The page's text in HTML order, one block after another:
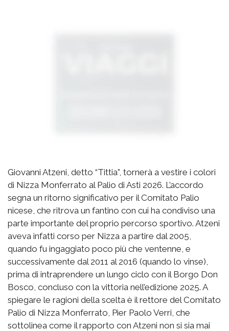
Giovanni Atzeni, detto “Tittia”, tornerà a vestire i colori
di Nizza Monferrato al Palio di Asti 2026. L’accordo
segna un ritorno significativo per il Comitato Palio
nicese, che ritrova un fantino con cui ha condiviso una
parte importante del proprio percorso sportivo. Atzeni
aveva infatti corso per Nizza a partire dal 2005,
quando fu ingaggiato poco più che ventenne, e
successivamente dal 2011 al 2016 (quando lo vinse),
prima di intraprendere un lungo ciclo con il Borgo Don
Bosco, concluso con la vittoria nell’edizione 2025. A
spiegare le ragioni della scelta è il rettore del Comitato
Palio di Nizza Monferrato, Pier Paolo Verri, che
sottolinea come il rapporto con Atzeni non si sia mai